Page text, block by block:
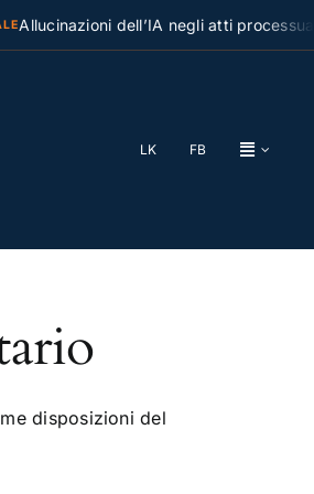
Allucinazioni dell’IA negli atti
LK FB
disposizioni del